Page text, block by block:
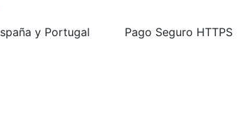
y Portugal
Pago Seguro HTTPS